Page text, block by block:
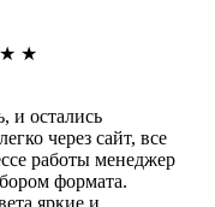
★ ★
и остались
через сайт, все
работы менеджер
формата.